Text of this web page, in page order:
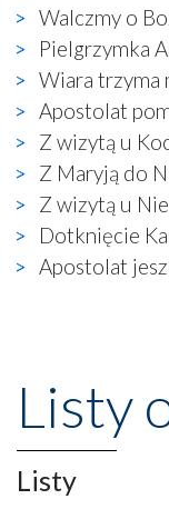
zamiast
wyjętą ze
kontekście
wizerunek
Zatem nawet w
naocznie
się ogromna
wierzących. Do
widzieliśmy w
gdzie w miejscu
księgarnia.
Nasze
wznoszono na
niepodległość
misterna
wspaniałe
Walczmy o
Pielgrzymka
Wiara trzyma
Apostolat
Z wizytą u
Z Maryją do
Z wizytą u
Dotknięcie
Apostolat
Listy
Listy